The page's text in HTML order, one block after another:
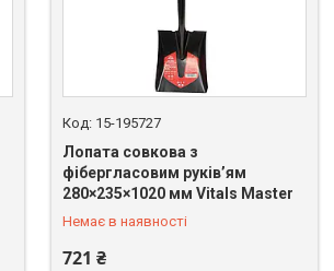
15-195727
Лопата совкова з
фібергласовим руків’ям
280×235×1020 мм Vitals Master
Немає в наявності
721 ₴
+380 (67) 669-92-15